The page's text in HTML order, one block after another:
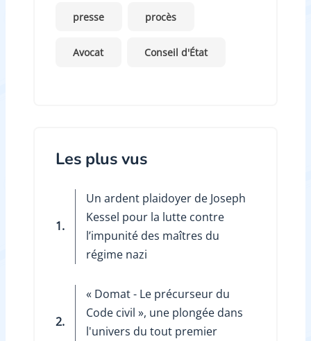
presse procès
Avocat Conseil d'État
Les plus vus
1.
Un ardent plaidoyer de Joseph
Kessel pour la lutte contre
l’impunité des maîtres du
régime nazi
2.
« Domat - Le précurseur du
Code civil », une plongée dans
l'univers du tout premier